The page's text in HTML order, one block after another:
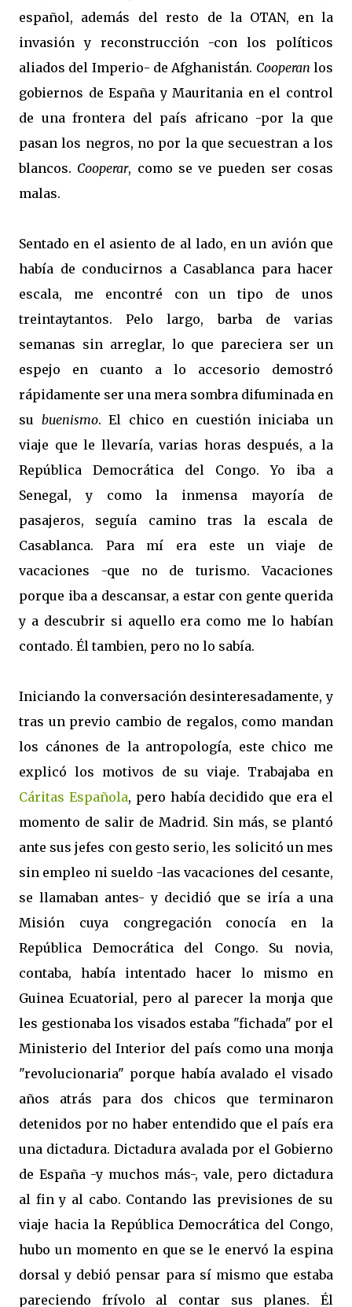
español, además del resto de la OTAN, en la
invasión y reconstrucción -con los políticos
aliados del Imperio- de Afghanistán. Cooperan los
gobiernos de España y Mauritania en el control
de una frontera del país africano -por la que
pasan los negros, no por la que secuestran a los
blancos. Cooperar, como se ve pueden ser cosas
malas.
Sentado en el asiento de al lado, en un avión que
había de conducirnos a Casablanca para hacer
escala, me encontré con un tipo de unos
treintaytantos. Pelo largo, barba de varias
semanas sin arreglar, lo que pareciera ser un
espejo en cuanto a lo accesorio demostró
rápidamente ser una mera sombra difuminada en
su buenismo. El chico en cuestión iniciaba un
viaje que le llevaría, varias horas después, a la
República Democrática del Congo. Yo iba a
Senegal, y como la inmensa mayoría de
pasajeros, seguía camino tras la escala de
Casablanca. Para mí era este un viaje de
vacaciones -que no de turismo. Vacaciones
porque iba a descansar, a estar con gente querida
y a descubrir si aquello era como me lo habían
contado. Él tambien, pero no lo sabía.
Iniciando la conversación desinteresadamente, y
tras un previo cambio de regalos, como mandan
los cánones de la antropología, este chico me
explicó los motivos de su viaje. Trabajaba en
Cáritas Española, pero había decidido que era el
momento de salir de Madrid. Sin más, se plantó
ante sus jefes con gesto serio, les solicitó un mes
sin empleo ni sueldo -las vacaciones del cesante,
se llamaban antes- y decidió que se iría a una
Misión cuya congregación conocía en la
República Democrática del Congo. Su novia,
contaba, había intentado hacer lo mismo en
Guinea Ecuatorial, pero al parecer la monja que
les gestionaba los visados estaba "fichada" por el
Ministerio del Interior del país como una monja
"revolucionaria" porque había avalado el visado
años atrás para dos chicos que terminaron
detenidos por no haber entendido que el país era
una dictadura. Dictadura avalada por el Gobierno
de España -y muchos más-, vale, pero dictadura
al fin y al cabo. Contando las previsiones de su
viaje hacia la República Democrática del Congo,
hubo un momento en que se le enervó la espina
dorsal y debió pensar para sí mismo que estaba
pareciendo frívolo al contar sus planes. Él